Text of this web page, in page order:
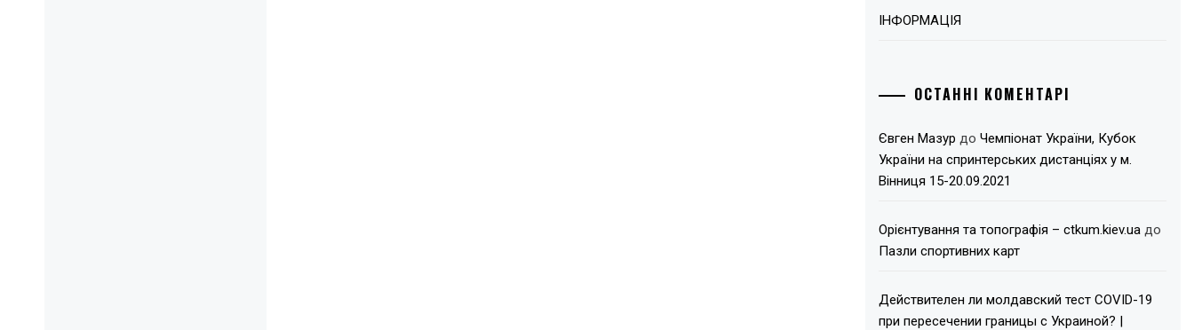
ІНФОРМАЦІЯ
ОСТАННІ КОМЕНТАРІ
Євген Мазур доЧемпіонат України, Кубок
України на спринтерських дистанціях у м.
Вінниця 15-20.09.2021
Орієнтування та топографія – ctkum.kiev.ua до
Пазли спортивних карт
Действителен ли молдавский тест COVID-19
при пересечении границы с Украиной? |